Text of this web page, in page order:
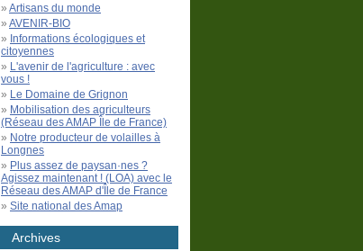
Artisans du monde
AVENIR-BIO
Informations écologiques et
citoyennes
L'avenir de l'agriculture : avec
vous !
Le Domaine de Grignon
Mobilisation des agriculteurs
(Réseau des AMAP Île de France)
Notre producteur de volailles à
Longnes
Plus assez de paysan·nes ?
Agissez maintenant ! (LOA) avec le
Réseau des AMAP d'Île de France
Site national des Amap
Archives